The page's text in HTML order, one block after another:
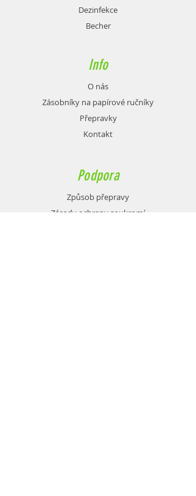
Dezinfekce
Becher
Info
O nás
Zásobníky na papírové ručníky
Přepravky
Kontakt
Podpora
Způsob přepravy
Zásady ochrany soukromí